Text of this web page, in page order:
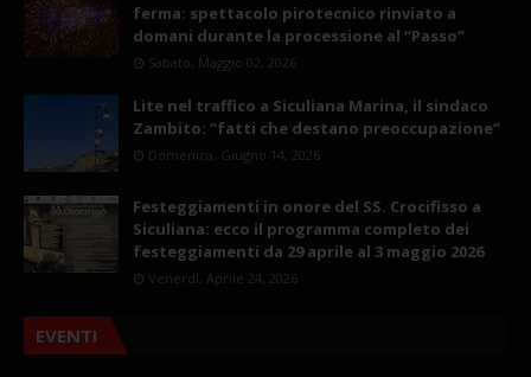
ferma: spettacolo pirotecnico rinviato a
domani durante la processione al “Passo”
Sabato, Maggio 02, 2026
Lite nel traffico a Siculiana Marina, il sindaco
Zambito: “fatti che destano preoccupazione”
Domenica, Giugno 14, 2026
Festeggiamenti in onore del SS. Crocifisso a
Siculiana: ecco il programma completo dei
festeggiamenti da 29 aprile al 3 maggio 2026
Venerdì, Aprile 24, 2026
EVENTI